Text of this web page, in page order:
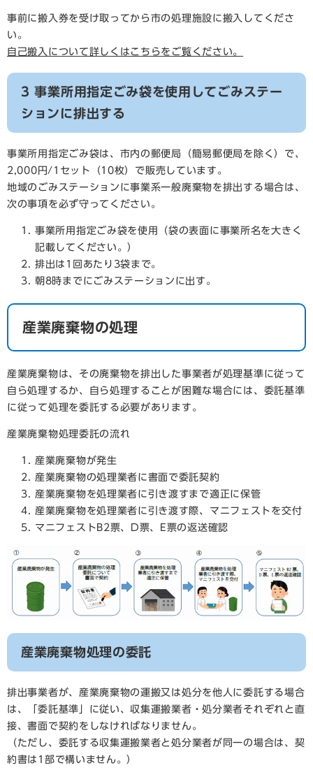
事前に搬入券を受け取ってから市の処理施設に搬入してくださ
い。
自己搬入について詳しくはこちらをご覧ください。
3 事業所用指定ごみ袋を使用してごみステー
ションに排出する
事業所用指定ごみ袋は、市内の郵便局（簡易郵便局を除く）で、
2,000円/1セット（10枚）で販売しています。
地域のごみステーションに事業系一般廃棄物を排出する場合は、
次の事項を必ず守ってください。
事業所用指定ごみ袋を使用（袋の表面に事業所名を大きく
記載してください。）
排出は1回あたり3袋まで。
朝8時までにごみステーションに出す。
産業廃棄物の処理
産業廃棄物は、その廃棄物を排出した事業者が処理基準に従って
自ら処理するか、自ら処理することが困難な場合には、委託基準
に従って処理を委託する必要があります。
産業廃棄物処理委託の流れ
産業廃棄物が発生
産業廃棄物の処理業者に書面で委託契約
産業廃棄物を処理業者に引き渡すまで適正に保管
産業廃棄物を処理業者に引き渡す際、マニフェストを交付
マニフェストB2票、D票、E票の返送確認
産業廃棄物処理の委託
排出事業者が、産業廃棄物の運搬又は処分を他人に委託する場合
は、「委託基準」に従い、収集運搬業者・処分業者それぞれと直
接、書面で契約をしなければなりません。
（ただし、委託する収集運搬業者と処分業者が同一の場合は、契
約書は1部で構いません。）